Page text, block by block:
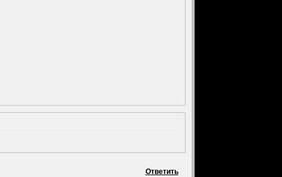
Ответить